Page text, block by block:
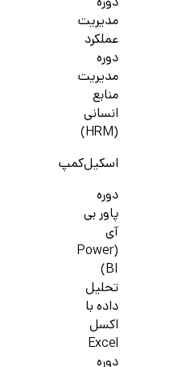
مدیریت
عملکرد
دوره
مدیریت
منابع
انسانی
(HRM)
اسکیل‌کمپ
دوره
پاور بی
آی
(Power
BI)
تحلیل
داده با
اکسل
Excel